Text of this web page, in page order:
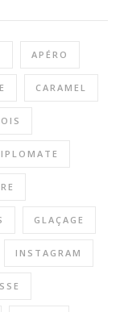
APÉRO
CARAMEL
GLAÇAGE
INSTAGRAM